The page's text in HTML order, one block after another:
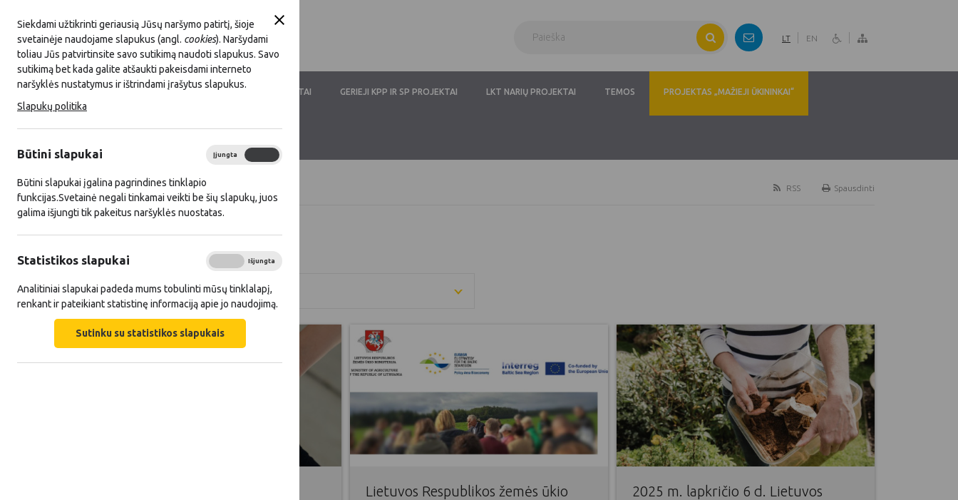
Siekdami užtikrinti geriausią Jūsų naršymo patirtį, šioje
svetainėje naudojame slapukus (angl. cookies). Naršydami
toliau Jūs patvirtinsite savo sutikimą naudoti slapukus. Savo
sutikimą bet kada galite atšaukti pakeisdami interneto
naršyklės nustatymus ir ištrindami įrašytus slapukus.
Slapukų politika
Būtini slapukai Įjungta
Būtini slapukai įgalina pagrindines tinklapio
funkcijas.Svetainė negali tinkamai veikti be šių slapukų, juos
galima išjungti tik pakeitus naršyklės nuostatas.
Statistikos slapukai Išjungta
Analitiniai slapukai padeda mums tobulinti mūsų tinklalapį,
renkant ir pateikiant statistinę informaciją apie jo naudojimą.
Sutinku su statistikos slapukais
LT EN
LKT VEIKLA LKT NARYSTĖ DOKUMENTAI GERIEJI KPP IR SP PROJEKTAI LKT NARIŲ PROJEKTAI TEMOS PROJEKTAS „MAŽIEJI ŪKININKAI“
Titulinis Naujienos Spausdinti
RSS
Visos naujienos
Metai Kategorija
Lietuvos Respublikos žemės ūkio
2025 m. lapkričio 6 d. Lietuvos